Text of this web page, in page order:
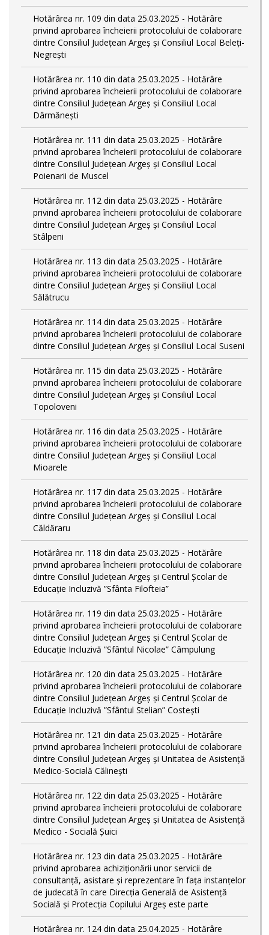
Hotărârea nr. 109 din data 25.03.2025 - Hotărâre
privind aprobarea încheierii protocolului de colaborare
dintre Consiliul Județean Argeș și Consiliul Local Beleți-
Negrești
Hotărârea nr. 110 din data 25.03.2025 - Hotărâre
privind aprobarea încheierii protocolului de colaborare
dintre Consiliul Județean Argeș și Consiliul Local
Dârmănești
Hotărârea nr. 111 din data 25.03.2025 - Hotărâre
privind aprobarea încheierii protocolului de colaborare
dintre Consiliul Județean Argeș și Consiliul Local
Poienarii de Muscel
Hotărârea nr. 112 din data 25.03.2025 - Hotărâre
privind aprobarea încheierii protocolului de colaborare
dintre Consiliul Județean Argeș și Consiliul Local
Stâlpeni
Hotărârea nr. 113 din data 25.03.2025 - Hotărâre
privind aprobarea încheierii protocolului de colaborare
dintre Consiliul Județean Argeș și Consiliul Local
Sălătrucu
Hotărârea nr. 114 din data 25.03.2025 - Hotărâre
privind aprobarea încheierii protocolului de colaborare
dintre Consiliul Județean Argeș și Consiliul Local Suseni
Hotărârea nr. 115 din data 25.03.2025 - Hotărâre
privind aprobarea încheierii protocolului de colaborare
dintre Consiliul Județean Argeș și Consiliul Local
Topoloveni
Hotărârea nr. 116 din data 25.03.2025 - Hotărâre
privind aprobarea încheierii protocolului de colaborare
dintre Consiliul Județean Argeș și Consiliul Local
Mioarele
Hotărârea nr. 117 din data 25.03.2025 - Hotărâre
privind aprobarea încheierii protocolului de colaborare
dintre Consiliul Județean Argeș și Consiliul Local
Căldăraru
Hotărârea nr. 118 din data 25.03.2025 - Hotărâre
privind aprobarea încheierii protocolului de colaborare
dintre Consiliul Județean Argeș și Centrul Școlar de
Educație Incluzivă ”Sfânta Filofteia”
Hotărârea nr. 119 din data 25.03.2025 - Hotărâre
privind aprobarea încheierii protocolului de colaborare
dintre Consiliul Județean Argeș și Centrul Școlar de
Educație Incluzivă ”Sfântul Nicolae” Câmpulung
Hotărârea nr. 120 din data 25.03.2025 - Hotărâre
privind aprobarea încheierii protocolului de colaborare
dintre Consiliul Județean Argeș și Centrul Școlar de
Educație Incluzivă ”Sfântul Stelian” Costești
Hotărârea nr. 121 din data 25.03.2025 - Hotărâre
privind aprobarea încheierii protocolului de colaborare
dintre Consiliul Județean Argeș și Unitatea de Asistență
Medico-Socială Călinești
Hotărârea nr. 122 din data 25.03.2025 - Hotărâre
privind aprobarea încheierii protocolului de colaborare
dintre Consiliul Județean Argeș și Unitatea de Asistență
Medico - Socială Șuici
Hotărârea nr. 123 din data 25.03.2025 - Hotărâre
privind aprobarea achiziționării unor servicii de
consultanță, asistare și reprezentare în fața instanțelor
de judecată în care Direcția Generală de Asistență
Socială și Protecția Copilului Argeș este parte
Hotărârea nr. 124 din data 25.04.2025 - Hotărâre